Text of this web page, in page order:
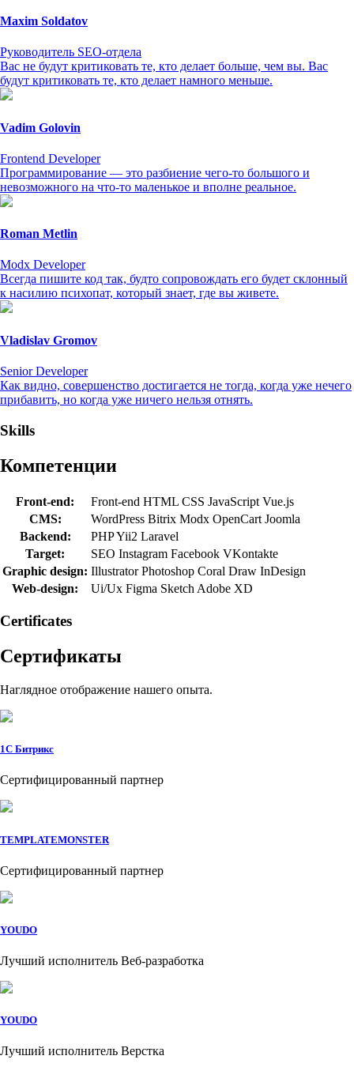
Maxim Soldatov
Руководитель SEO-отдела
Вас не будут критиковать те, кто делает больше, чем вы. Вас
будут критиковать те, кто делает намного меньше.
Vadim Golovin
Frontend Developer
Программирование — это разбиение чего-то большого и
невозможного на что-то маленькое и вполне реальное.
Roman Metlin
Modx Developer
Всегда пишите код так, будто сопровождать его будет склонный
к насилию психопат, который знает, где вы живете.
Vladislav Gromov
Senior Developer
Как видно, совершенство достигается не тогда, когда уже нечего
прибавить, но когда уже ничего нельзя отнять.
Skills
Компетенции
Front-end: Front-end HTML CSS JavaScript Vue.js
CMS:
WordPress Bitrix Modx OpenCart Joomla
Backend:
PHPYii2 Laravel
Target:
SEO Instagram Facebook VKontakte
Graphic design: Illustrator Photoshop Coral Draw InDesign
Web-design:
Ui/Ux Figma Sketch Adobe XD
Сertificates
Сертификаты
Наглядное отображение нашего опыта.
1C Битрикс
Сертифицированный партнер
TEMPLATEMONSTER
Сертифицированный партнер
YOUDO
Лучший исполнитель Веб-разработка
YOUDO
Лучший исполнитель Верстка